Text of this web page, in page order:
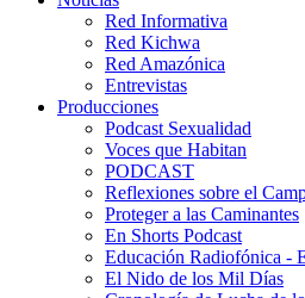
Red Informativa
Red Kichwa
Red Amazónica
Entrevistas
Producciones
Podcast Sexualidad
Voces que Habitan
PODCAST
Reflexiones sobre el
Proteger a las Caminantes
En Shorts Podcast
Educación Radiofónica -
El Nido de los Mil Días